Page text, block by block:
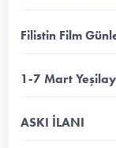
Filistin Film
1-7 Mart
ASKI İLANI